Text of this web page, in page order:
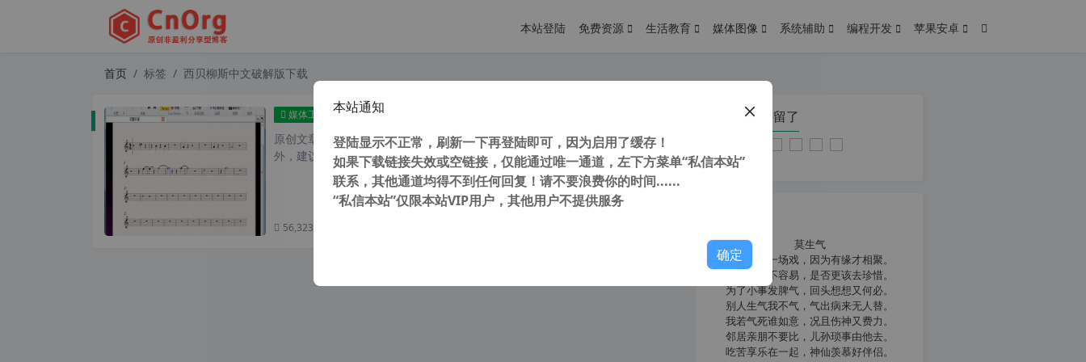
本站登陆 免费资源 生活教育 媒体图像 系统辅助 编程开发 苹果安卓
首页 标签 西贝柳斯中文破解版下载
媒体工具 Avid Sibelius Ultimate 2022.9 Build 1464 中文版 爱维德西贝柳斯 五线谱打谱软件 制谱软件 音乐制谱软件
原创文章，转载请注明： 转载自cnorg.12hp.de 注意：由于网站空间位于国
外，建议避开晚上的访问高峰期...
56,323 次浏览
您在本页停留了
莫生气
人生就像一场戏，因为有缘才相聚。
相扶到老不容易，是否更该去珍惜。
为了小事发脾气，回头想想又何必。
别人生气我不气，气出病来无人替。
我若气死谁如意，况且伤神又费力。
邻居亲朋不要比，儿孙琐事由他去。
吃苦享乐在一起，神仙羡慕好伴侣。
本站通知
登陆显示不正常，刷新一下再登陆即可，因为启用了缓存！
如果下载链接失效或空链接，仅能通过唯一通道，左下方菜单“私信本站”
联系，其他通道均得不到任何回复！请不要浪费你的时间......
“私信本站”仅限本站VIP用户，其他用户不提供服务
确定